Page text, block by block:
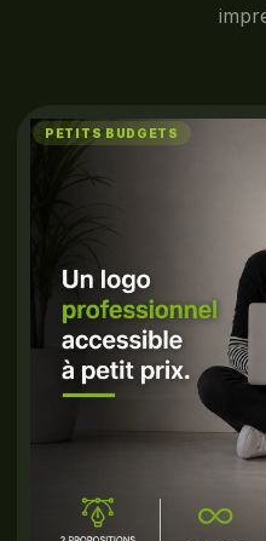
PETITS BUDGETS